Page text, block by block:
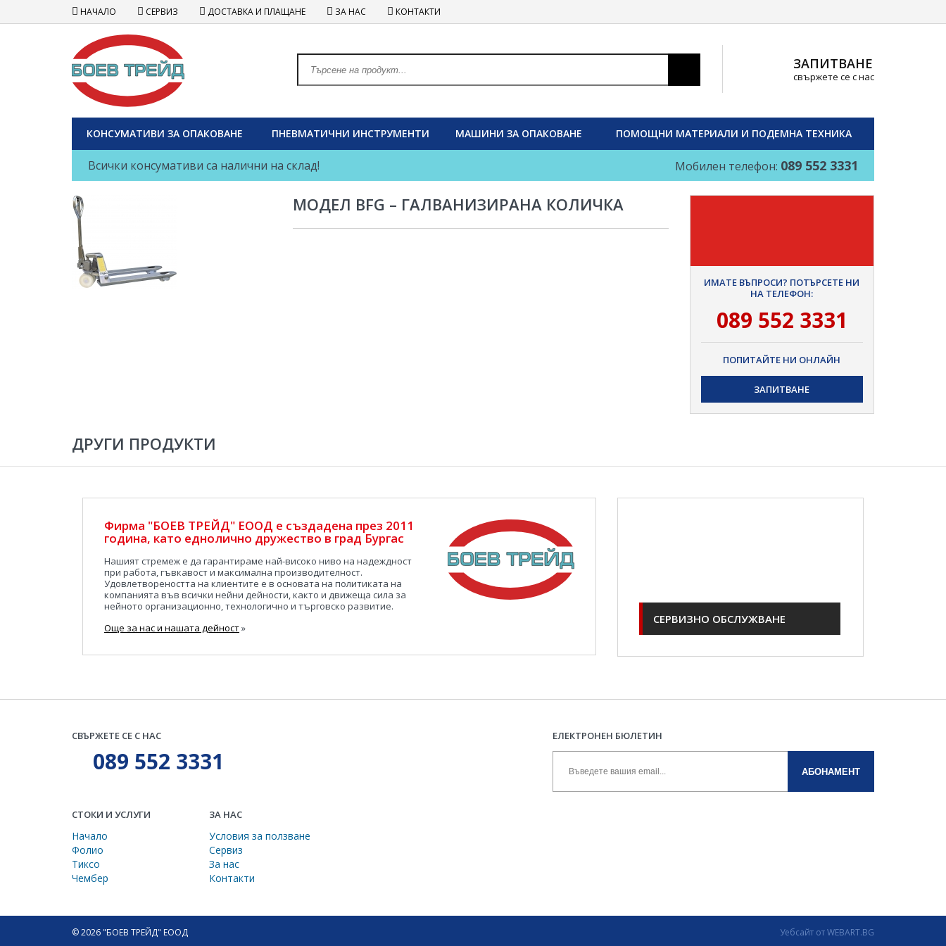
НАЧАЛО СЕРВИЗ ДОСТАВКА И ПЛАЩАНЕ ЗА НАС КОНТАКТИ
ЗАПИТВАНЕ
свържете се с нас
КОНСУМАТИВИ ЗА ОПАКОВАНЕ ПНЕВМАТИЧНИ ИНСТРУМЕНТИ МАШИНИ ЗА ОПАКОВАНЕ ПОМОЩНИ МАТЕРИАЛИ И ПОДЕМНА ТЕХНИКА
Всички консумативи са налични на склад! Мобилен телефон: 089 552 3331
МОДЕЛ BFG – ГАЛВАНИЗИРАНА КОЛИЧКА
ИМАТЕ ВЪПРОСИ? ПОТЪРСЕТЕ НИ
НА ТЕЛЕФОН:
089 552 3331
ПОПИТАЙТЕ НИ ОНЛАЙН
ЗАПИТВАНЕ
ДРУГИ ПРОДУКТИ
Фирма "БОЕВ ТРЕЙД" ЕООД е създадена през 2011
година, като еднолично дружество в град Бургас
Нашият стремеж е да гарантираме най-високо ниво на надеждност
при работа, гъвкавост и максимална производителност.
Удовлетвореността на клиентите е в основата на политиката на
компанията във всички нейни дейности, както и движеща сила за
нейното организационно, технологично и търговско развитие.
Още за нас и нашата дейност»
СЕРВИЗНО ОБСЛУЖВАНЕ
СВЪРЖЕТЕ СЕ С НАС
089 552 3331
СТОКИ И УСЛУГИ
Начало
Фолио
Тиксо
Чембер
ЗА НАС
Условия за ползване
Сервиз
За нас
Контакти
ЕЛЕКТРОНЕН БЮЛЕТИН
АБОНАМЕНТ
© 2026 "БОЕВ ТРЕЙД" ЕООД Уебсайт от WEBART.BG